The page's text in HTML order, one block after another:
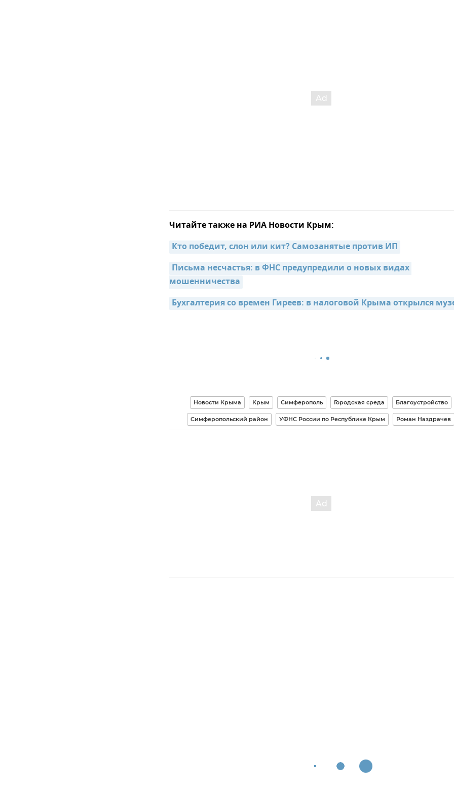
Читайте также на РИА Новости Крым:
Кто победит, слон или кит? Самозанятые против ИП
Письма несчастья: в ФНС предупредили о новых видах
мошенничества
Бухгалтерия со времен Гиреев: в налоговой Крыма открылся
Новости Крыма Крым Симферополь Городская среда Благоустройство
Симферопольский район УФНС России по Республике Крым Роман Наздрачев